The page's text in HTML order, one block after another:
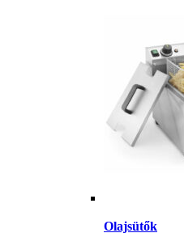
Olajsütők